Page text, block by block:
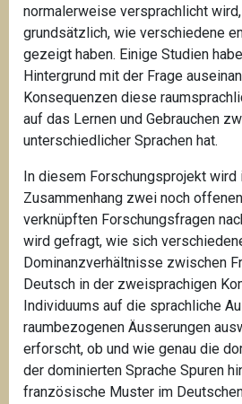
normalerweise versprachlicht
grundsätzlich, wie verschiedene
gezeigt haben. Einige Studien
Hintergrund mit der Frage
Konsequenzen diese
auf das Lernen und Gebrauchen
unterschiedlicher Sprachen hat.
In diesem Forschungsprojekt
Zusammenhang zwei noch
verknüpften Forschungsfragen
wird gefragt, wie sich
Dominanzverhältnisse zwischen
Deutsch in der zweisprachigen
Individuums auf die sprachliche
raumbezogenen Äusserungen
erforscht, ob und wie genau die
der dominierten Sprache Spuren
französische Muster im